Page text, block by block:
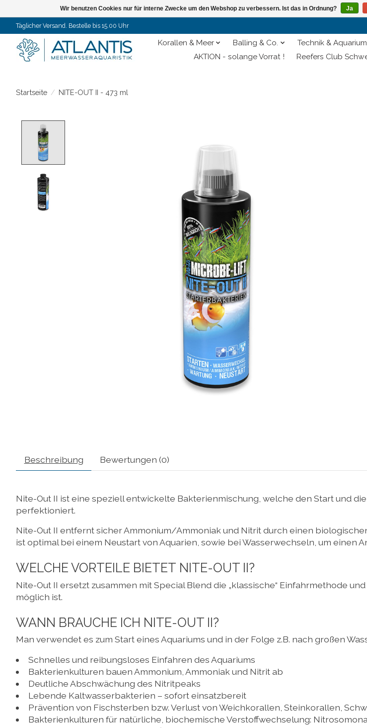
Täglicher Versand. Bestelle bis 15.00 Uhr
Korallen & Meer Balling & Co. Technik &
AKTION - solange Vorrat !
Reefers Club
Startseite / NITE-OUT II - 473 ml
Beschreibung Bewertungen (0)
Nite-Out II ist eine speziell entwickelte Bakterienmischung, welche den Start und
perfektioniert.
Nite-Out II entfernt sicher Ammonium/Ammoniak und Nitrit durch einen
ist optimal bei einem Neustart von Aquarien, sowie bei Wasserwechseln, um
WELCHE VORTEILE BIETET NITE-OUT II?
Nite-Out II ersetzt zusammen mit Special Blend die „klassische“ Einfahrmethode
möglich ist.
WANN BRAUCHE ICH NITE-OUT II?
Man verwendet es zum Start eines Aquariums und in der Folge z.B. nach großen
Schnelles und reibungsloses Einfahren des Aquariums
Bakterienkulturen bauen Ammonium, Ammoniak und Nitrit ab
Deutliche Abschwächung des Nitritpeaks
Lebende Kaltwasserbakterien – sofort einsatzbereit
Prävention von Fischsterben bzw. Verlust von Weichkorallen, Steinkorallen,
Bakterienkulturen für natürliche, biochemische Verstoffwechselung:
Wir benutzen Cookies nur für interne Zwecke um den Webshop zu verbessern. Ist das in Ordnung? Ja